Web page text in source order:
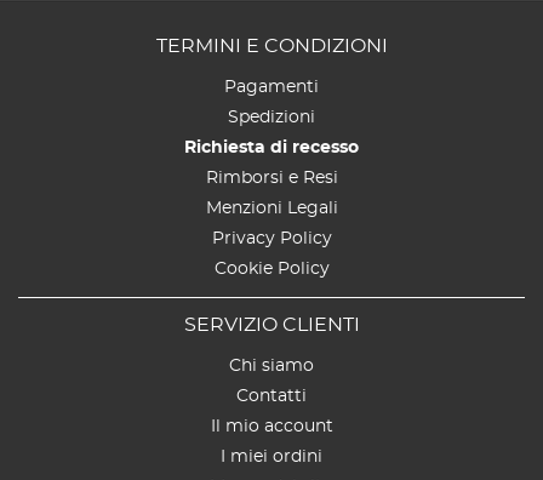
TERMINI E CONDIZIONI
Pagamenti
Spedizioni
Richiesta di recesso
Rimborsi e Resi
Menzioni Legali
Privacy Policy
Cookie Policy
SERVIZIO CLIENTI
Chi siamo
Contatti
Il mio account
I miei ordini